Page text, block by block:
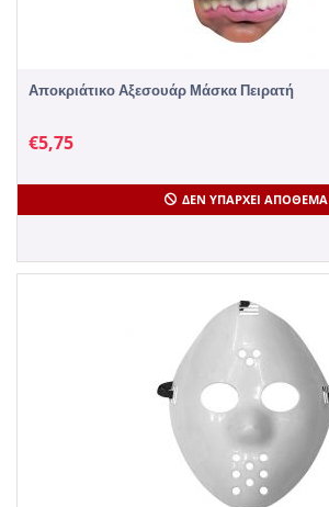
Αποκριάτικο Αξεσουάρ Μάσκα Πειρατή
€5,75
ΔΕΝ ΥΠΆΡΧΕΙ ΑΠΌΘΕΜΑ